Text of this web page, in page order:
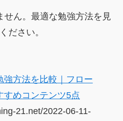
せん。最適な勉強方法を見
ださい。
強方法を比較｜フロー
すめコンテンツ5点
21.net/2022-06-11-